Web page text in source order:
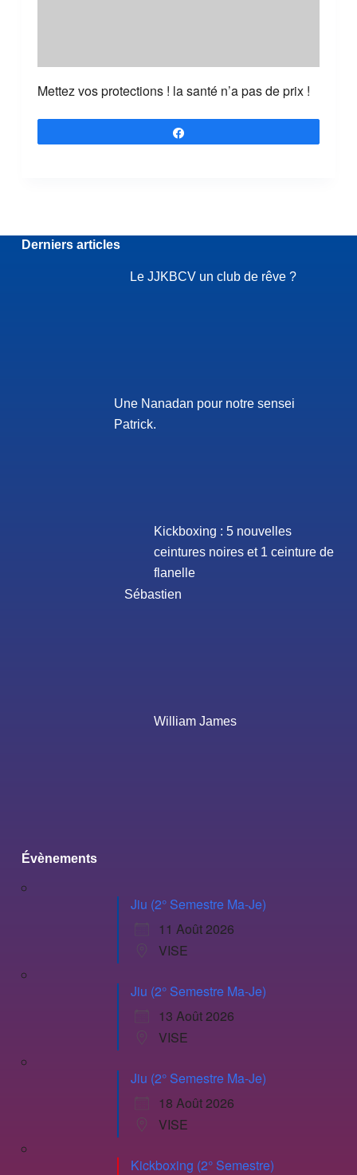
Mettez vos protections ! la santé n’a pas de prix !
Derniers articles
Le JJKBCV un club de rêve ?
Une Nanadan pour notre sensei
Patrick.
Kickboxing : 5 nouvelles
ceintures noires et 1 ceinture de
flanelle
Sébastien
William James
Évènements
Jiu (2° Semestre Ma-Je)
11 Août 2026
VISE
Jiu (2° Semestre Ma-Je)
13 Août 2026
VISE
Jiu (2° Semestre Ma-Je)
18 Août 2026
VISE
Kickboxing (2° Semestre)